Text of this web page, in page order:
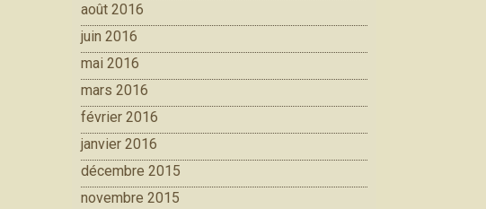
août 2016
juin 2016
mai 2016
mars 2016
février 2016
janvier 2016
décembre 2015
novembre 2015